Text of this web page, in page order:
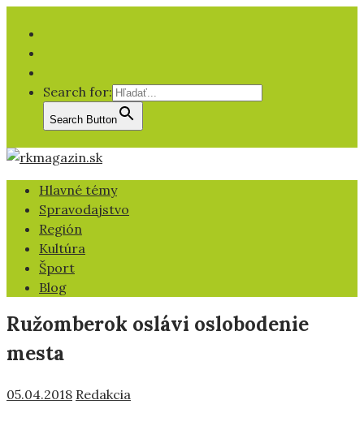
Search for:
Search Button
Hlavné témy
Spravodajstvo
Región
Kultúra
Šport
Blog
Ružomberok oslávi oslobodenie
mesta
05.04.2018 Redakcia